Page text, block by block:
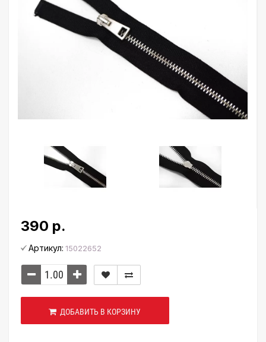
390 р.
Артикул: 15022652
ДОБАВИТЬ В КОРЗИНУ